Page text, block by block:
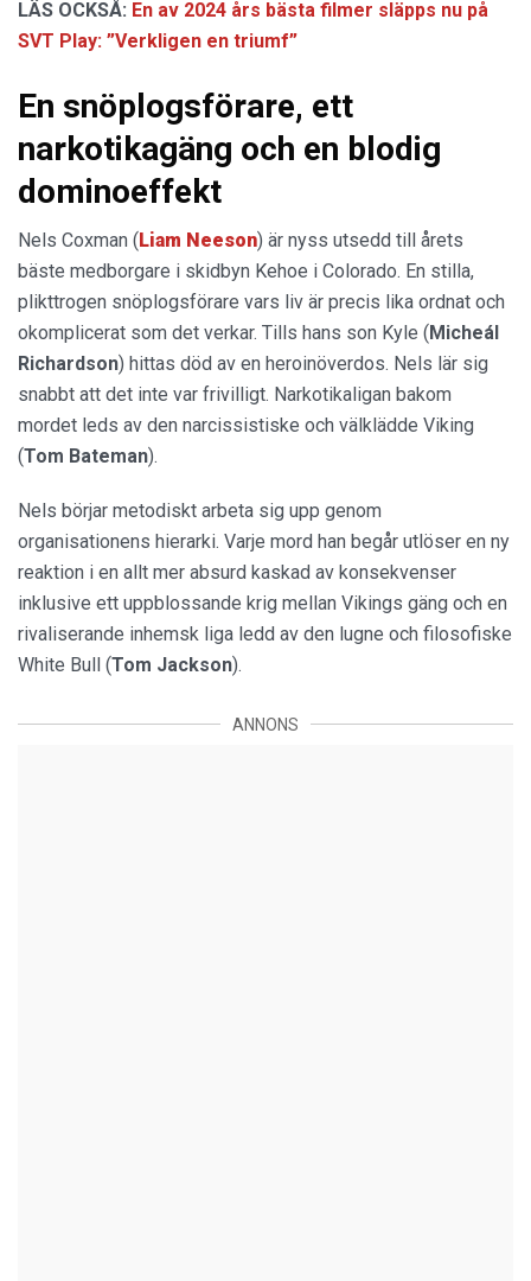
LÄS OCKSÅ: En av 2024 års bästa filmer släpps nu på
SVT Play: ”Verkligen en triumf”
En snöplogsförare, ett
narkotikagäng och en blodig
dominoeffekt
Nels Coxman (Liam Neeson) är nyss utsedd till årets
bäste medborgare i skidbyn Kehoe i Colorado. En stilla,
plikttrogen snöplogsförare vars liv är precis lika ordnat och
okomplicerat som det verkar. Tills hans son Kyle (Micheál
Richardson) hittas död av en heroinöverdos. Nels lär sig
snabbt att det inte var frivilligt. Narkotikaligan bakom
mordet leds av den narcissistiske och välklädde Viking
(Tom Bateman).
Nels börjar metodiskt arbeta sig upp genom
organisationens hierarki. Varje mord han begår utlöser en ny
reaktion i en allt mer absurd kaskad av konsekvenser
inklusive ett uppblossande krig mellan Vikings gäng och en
rivaliserande inhemsk liga ledd av den lugne och filosofiske
White Bull (Tom Jackson).
ANNONS